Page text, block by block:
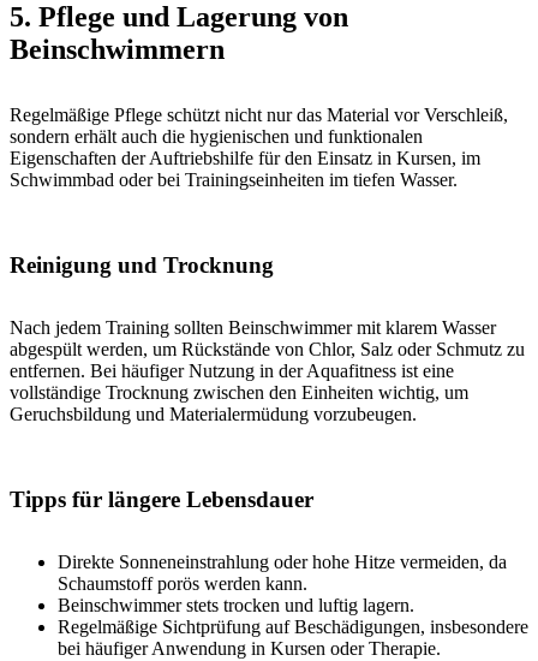
5. Pflege und Lagerung von
Beinschwimmern
Regelmäßige Pflege schützt nicht nur das Material vor Verschleiß,
sondern erhält auch die hygienischen und funktionalen
Eigenschaften der Auftriebshilfe für den Einsatz in Kursen, im
Schwimmbad oder bei Trainingseinheiten im tiefen Wasser.
Reinigung und Trocknung
Nach jedem Training sollten Beinschwimmer mit klarem Wasser
abgespült werden, um Rückstände von Chlor, Salz oder Schmutz zu
entfernen. Bei häufiger Nutzung in der Aquafitness ist eine
vollständige Trocknung zwischen den Einheiten wichtig, um
Geruchsbildung und Materialermüdung vorzubeugen.
Tipps für längere Lebensdauer
Direkte Sonneneinstrahlung oder hohe Hitze vermeiden, da
Schaumstoff porös werden kann.
Beinschwimmer stets trocken und luftig lagern.
Regelmäßige Sichtprüfung auf Beschädigungen, insbesondere
bei häufiger Anwendung in Kursen oder Therapie.